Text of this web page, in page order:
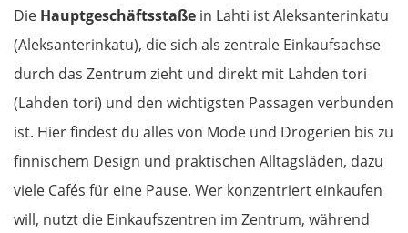
Die Hauptgeschäftsstaße in Lahti ist Aleksanterinkatu
(Aleksanterinkatu), die sich als zentrale Einkaufsachse
durch das Zentrum zieht und direkt mit Lahden tori
(Lahden tori) und den wichtigsten Passagen verbunden
ist. Hier findest du alles von Mode und Drogerien bis zu
finnischem Design und praktischen Alltagsläden, dazu
viele Cafés für eine Pause. Wer konzentriert einkaufen
will, nutzt die Einkaufszentren im Zentrum, während
Nessebar
Burgas
Elchowo
Chaskowo
Kardschali